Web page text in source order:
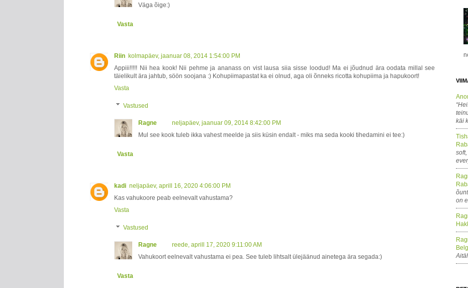
Väga õige:)
Vasta
Riin kolmapäev, jaanuar 08, 2014 1:54:00 PM
Appiii!!!!! Nii hea kook! Nii pehme ja ananass on vist lausa siia sisse loodud! Ma ei jõudnud ära oodata millal see
täielikult ära jahtub, söön soojana :) Kohupiimapastat ka ei olnud, aga oli õnneks ricotta kohupiima ja hapukoort!
Vasta
Vastused
Ragne
neljapäev, jaanuar 09, 2014 8:42:00 PM
Mul see kook tuleb ikka vahest meelde ja siis küsin endalt - miks ma seda kooki tihedamini ei tee:)
Vasta
kadi neljapäev, aprill 16, 2020 4:06:00 PM
Kas vahukoore peab eelnevalt vahustama?
Vasta
Vastused
Ragne
reede, aprill 17, 2020 9:11:00 AM
Vahukoort eelnevalt vahustama ei pea. See tuleb lihtsalt ülejäänud ainetega ära segada:)
Vasta
käi
on